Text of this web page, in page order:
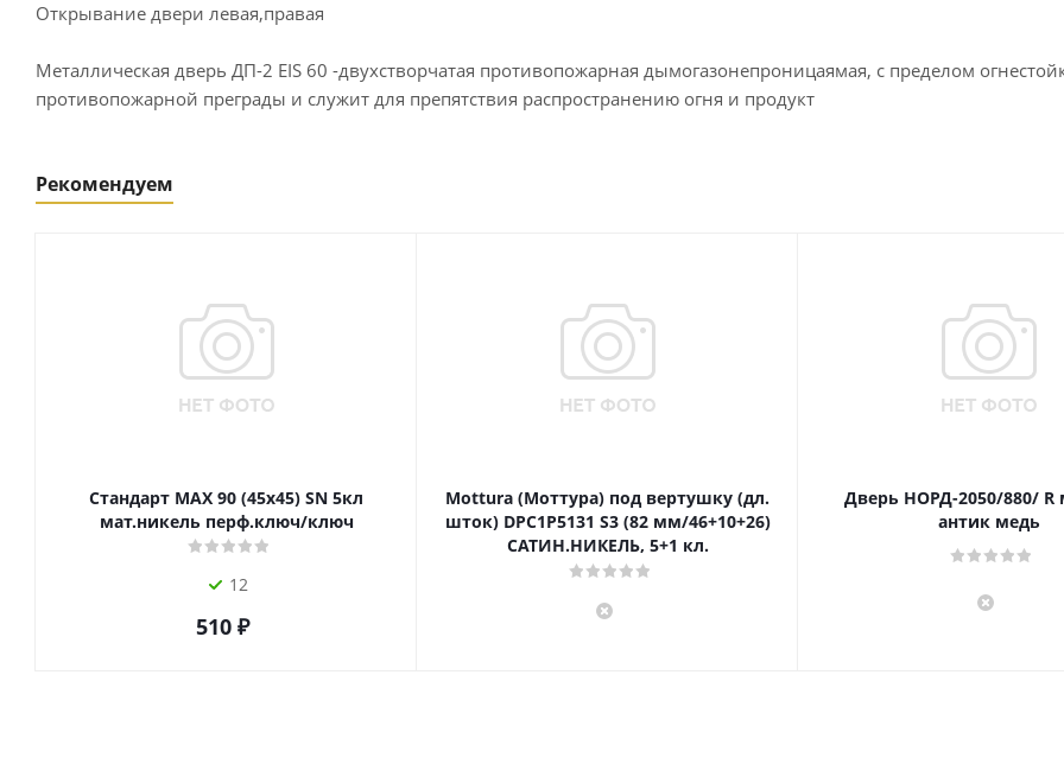
Открывание двери левая,правая
Металлическая дверь ДП-2 EIS 60 -двухстворчатая противопожарная дымогазонепроницаямая, с пределом
противопожарной преграды и служит для препятствия распространению огня и продукт
Рекомендуем
Стандарт MAX 90 (45х45) SN 5кл
мат.никель перф.ключ/ключ
12
510₽
Mottura (Моттура) под вертушку (дл.
шток) DPC1P5131 S3 (82 мм/46+10+26)
САТИН.НИКЕЛЬ, 5+1 кл.
Дверь НОРД-2050/880/ R
антик медь